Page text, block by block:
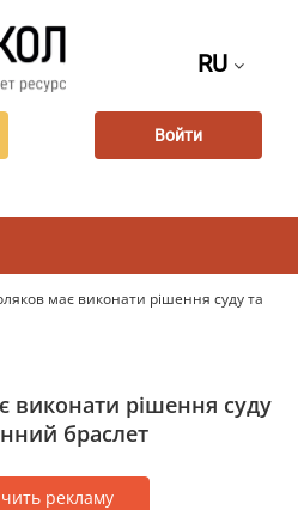
RU
Войти
має виконати рішення суду та
рішення суду
браслет
рекламу